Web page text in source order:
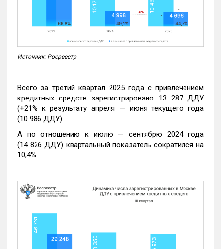
Источник: Росреестр
Всего за третий квартал 2025 года с привлечением
кредитных средств зарегистрировано 13 287 ДДУ
(+21% к результату апреля — июня текущего года
(10 986 ДДУ).
А по отношению к июлю — сентябрю 2024 года
(14 826 ДДУ) квартальный показатель сократился на
10,4%.